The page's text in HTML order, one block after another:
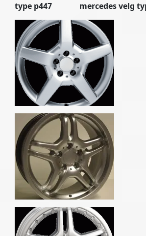
type p447 mercedes velg